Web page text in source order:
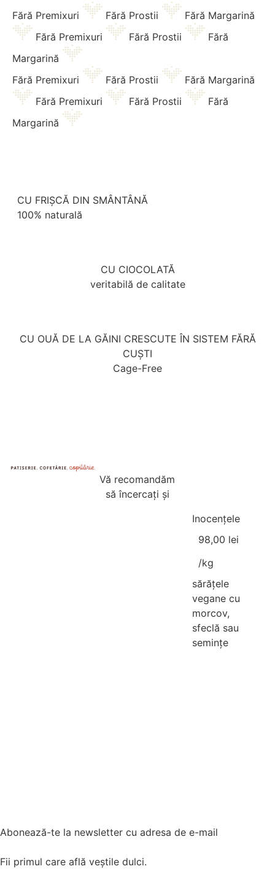
Fără Premixuri Fără Prostii
Fără Margarină
Fără Premixuri
Fără Prostii
Fără
Margarină
Fără Premixuri
Fără Prostii
Fără Margarină
Fără Premixuri
Fără Prostii
Fără
Margarină
CU FRIȘCĂ DIN SMÂNTÂNĂ
100% naturală
CU CIOCOLATĂ
veritabilă de calitate
CU OUĂ DE LA GĂINI CRESCUTE ÎN SISTEM FĂRĂ
CUȘTI
Cage-Free
Vă recomandăm
să încercați și
Inocențele
98,00 lei
/kg
sărățele
vegane cu
morcov,
sfeclă sau
semințe
Abonează-te la newsletter cu adresa de e-mail
Fii primul care află veștile dulci.